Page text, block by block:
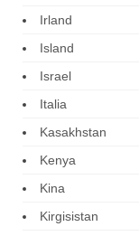
Irland
Island
Israel
Italia
Kasakhstan
Kenya
Kina
Kirgisistan